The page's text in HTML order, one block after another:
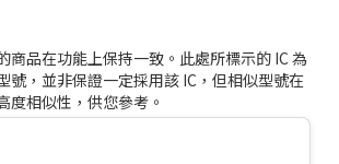
商品在功能上保持一致。此處所標示的 IC 為
號，並非保證一定採用該 IC，但相似型號在
度相似性，供您參考。